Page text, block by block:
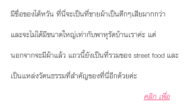
มีชื่อของไต้หวัน ที่นี่จะเป็นที่ขายผ้าเป็นตึกๆเสียมากกว่า
และจะไม่ได้มีขนาดใหญ่เท่ากับพาหุรัดบ้านเราค่ะ แต่
นอกจากจะมีผ้าแล้ว แถวนี้ยังเป็นที่รวมของ street food และ
เป็นแหล่งวัตนธรรมที่สำคัญของที่นี่อีกด้วยค่ะ
คลิก เพื่อ